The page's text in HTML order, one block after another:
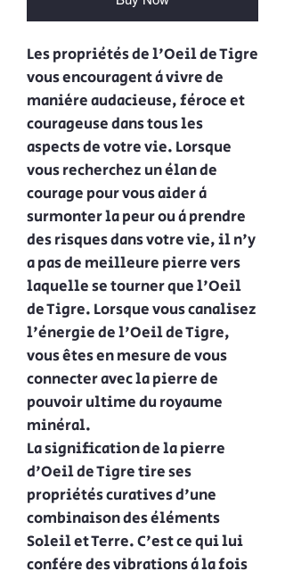
Les propriétés de l'Oeil de Tigre
vous encouragent à vivre de
manière audacieuse, féroce et
courageuse dans tous les
aspects de votre vie. Lorsque
vous recherchez un élan de
courage pour vous aider à
surmonter la peur ou à prendre
des risques dans votre vie, il n'y
a pas de meilleure pierre vers
laquelle se tourner que l'Oeil
de Tigre. Lorsque vous canalisez
l'énergie de l'Oeil de Tigre,
vous êtes en mesure de vous
connecter avec la pierre de
pouvoir ultime du royaume
minéral.
La signification de la pierre
d'Oeil de Tigre tire ses
propriétés curatives d'une
combinaison des éléments
Soleil et Terre. C'est ce qui lui
confère des vibrations à la fois